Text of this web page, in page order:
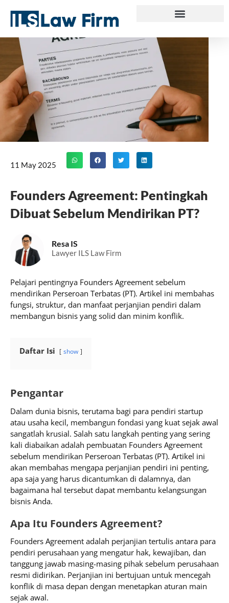
content
11 May 2025
Founders Agreement: Pentingkah
Dibuat Sebelum Mendirikan PT?
Resa IS
Lawyer ILS Law Firm
Pelajari pentingnya Founders Agreement sebelum
mendirikan Perseroan Terbatas (PT). Artikel ini membahas
fungsi, struktur, dan manfaat perjanjian pendiri dalam
membangun bisnis yang solid dan minim konflik.
Daftar Isi show
Pengantar
Dalam dunia bisnis, terutama bagi para pendiri startup
atau usaha kecil, membangun fondasi yang kuat sejak awal
sangatlah krusial. Salah satu langkah penting yang sering
kali diabaikan adalah pembuatan Founders Agreement
sebelum mendirikan Perseroan Terbatas (PT). Artikel ini
akan membahas mengapa perjanjian pendiri ini penting,
apa saja yang harus dicantumkan di dalamnya, dan
bagaimana hal tersebut dapat membantu kelangsungan
bisnis Anda.
Apa Itu Founders Agreement?
Founders Agreement adalah perjanjian tertulis antara para
pendiri perusahaan yang mengatur hak, kewajiban, dan
tanggung jawab masing-masing pihak sebelum perusahaan
resmi didirikan. Perjanjian ini bertujuan untuk mencegah
konflik di masa depan dengan menetapkan aturan main
sejak awal.